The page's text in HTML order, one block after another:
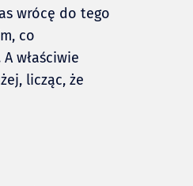
wrócę do tego
co
właściwie
licząc, że